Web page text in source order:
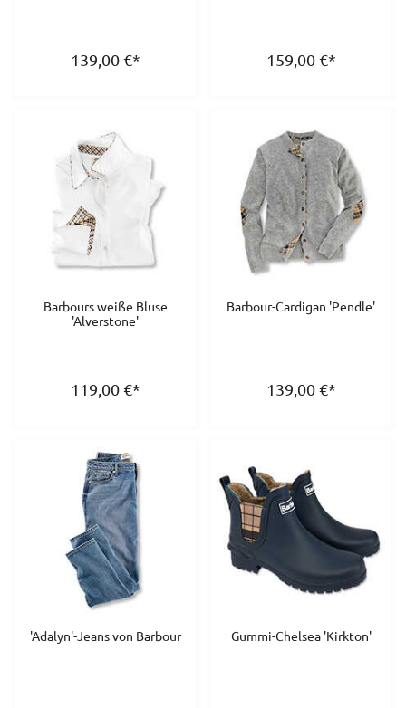
139,00€* 159,00€*
Barbours weiße Bluse
'Alverstone'
119,00€*
Barbour-Cardigan 'Pendle'
139,00€*
'Adalyn'-Jeans von Barbour Gummi-Chelsea 'Kirkton'